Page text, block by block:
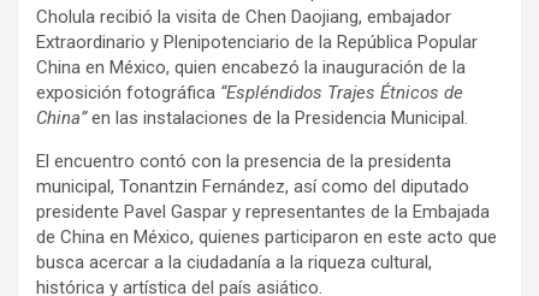
Cholula recibió la visita de Chen Daojiang, embajador
Extraordinario y Plenipotenciario de la República Popular
China en México, quien encabezó la inauguración de la
exposición fotográfica “Espléndidos Trajes Étnicos de
China”en las instalaciones de la Presidencia Municipal.
El encuentro contó con la presencia de la presidenta
municipal, Tonantzin Fernández, así como del diputado
presidente Pavel Gaspar y representantes de la Embajada
de China en México, quienes participaron en este acto que
busca acercar a la ciudadanía a la riqueza cultural,
histórica y artística del país asiático.